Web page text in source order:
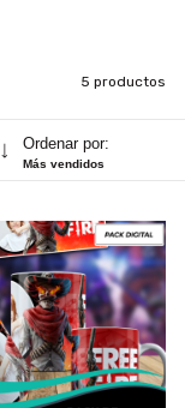
5 productos
Ordenar por:
Más vendidos